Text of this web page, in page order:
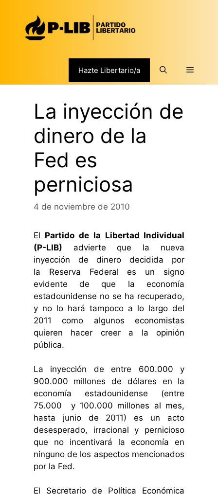
contenido
Hazte Libertario/a Menú
La inyección de
dinero de la
Fed es
perniciosa
4 de noviembre de 2010
El Partido de la Libertad Individual
(P-LIB) advierte que la nueva
inyección de dinero decidida por
la Reserva Federal es un signo
evidente de que la economía
estadounidense no se ha recuperado,
y no lo hará tampoco a lo largo del
2011 como algunos economistas
quieren hacer creer a la opinión
pública.
La inyección de entre 600.000 y
900.000 millones de dólares en la
economía estadounidense (entre
75.000 y 100.000 millones al mes,
hasta junio de 2011) es un acto
desesperado, irracional y pernicioso
que no incentivará la economía en
ninguno de los aspectos mencionados
por la Fed.
El Secretario de Política Económica